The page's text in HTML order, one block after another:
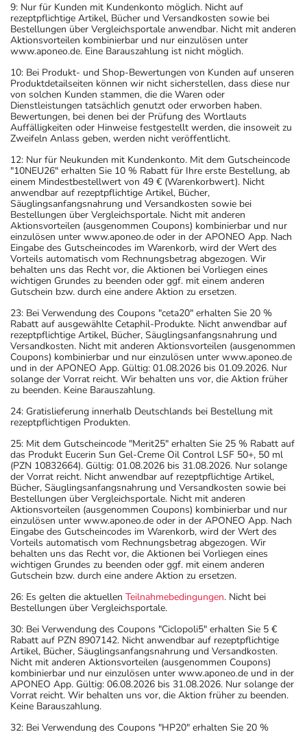
9: Nur für Kunden mit Kundenkonto möglich. Nicht auf
rezeptpflichtige Artikel, Bücher und Versandkosten sowie bei
Bestellungen über Vergleichsportale anwendbar. Nicht mit anderen
Aktionsvorteilen kombinierbar und nur einzulösen unter
www.aponeo.de. Eine Barauszahlung ist nicht möglich.
10: Bei Produkt- und Shop-Bewertungen von Kunden auf unseren
Produktdetailseiten können wir nicht sicherstellen, dass diese nur
von solchen Kunden stammen, die die Waren oder
Dienstleistungen tatsächlich genutzt oder erworben haben.
Bewertungen, bei denen bei der Prüfung des Wortlauts
Auffälligkeiten oder Hinweise festgestellt werden, die insoweit zu
Zweifeln Anlass geben, werden nicht veröffentlicht.
12: Nur für Neukunden mit Kundenkonto. Mit dem Gutscheincode
"10NEU26" erhalten Sie 10 % Rabatt für Ihre erste Bestellung, ab
einem Mindestbestellwert von 49 € (Warenkorbwert). Nicht
anwendbar auf rezeptpflichtige Artikel, Bücher,
Säuglingsanfangsnahrung und Versandkosten sowie bei
Bestellungen über Vergleichsportale. Nicht mit anderen
Aktionsvorteilen (ausgenommen Coupons) kombinierbar und nur
einzulösen unter www.aponeo.de oder in der APONEO App. Nach
Eingabe des Gutscheincodes im Warenkorb, wird der Wert des
Vorteils automatisch vom Rechnungsbetrag abgezogen. Wir
behalten uns das Recht vor, die Aktionen bei Vorliegen eines
wichtigen Grundes zu beenden oder ggf. mit einem anderen
Gutschein bzw. durch eine andere Aktion zu ersetzen.
23: Bei Verwendung des Coupons "ceta20" erhalten Sie 20 %
Rabatt auf ausgewählte Cetaphil-Produkte. Nicht anwendbar auf
rezeptpflichtige Artikel, Bücher, Säuglingsanfangsnahrung und
Versandkosten. Nicht mit anderen Aktionsvorteilen (ausgenommen
Coupons) kombinierbar und nur einzulösen unter www.aponeo.de
und in der APONEO App. Gültig: 01.08.2026 bis 01.09.2026. Nur
solange der Vorrat reicht. Wir behalten uns vor, die Aktion früher
zu beenden. Keine Barauszahlung.
24: Gratislieferung innerhalb Deutschlands bei Bestellung mit
rezeptpflichtigen Produkten.
25: Mit dem Gutscheincode "Merit25" erhalten Sie 25 % Rabatt auf
das Produkt Eucerin Sun Gel-Creme Oil Control LSF 50+, 50 ml
(PZN 10832664). Gültig: 01.08.2026 bis 31.08.2026. Nur solange
der Vorrat reicht. Nicht anwendbar auf rezeptpflichtige Artikel,
Bücher, Säuglingsanfangsnahrung und Versandkosten sowie bei
Bestellungen über Vergleichsportale. Nicht mit anderen
Aktionsvorteilen (ausgenommen Coupons) kombinierbar und nur
einzulösen unter www.aponeo.de oder in der APONEO App. Nach
Eingabe des Gutscheincodes im Warenkorb, wird der Wert des
Vorteils automatisch vom Rechnungsbetrag abgezogen. Wir
behalten uns das Recht vor, die Aktionen bei Vorliegen eines
wichtigen Grundes zu beenden oder ggf. mit einem anderen
Gutschein bzw. durch eine andere Aktion zu ersetzen.
26: Es gelten die aktuellen Teilnahmebedingungen. Nicht bei
Bestellungen über Vergleichsportale.
30: Bei Verwendung des Coupons "Ciclopoli5" erhalten Sie 5 €
Rabatt auf PZN 8907142. Nicht anwendbar auf rezeptpflichtige
Artikel, Bücher, Säuglingsanfangsnahrung und Versandkosten.
Nicht mit anderen Aktionsvorteilen (ausgenommen Coupons)
kombinierbar und nur einzulösen unter www.aponeo.de und in der
APONEO App. Gültig: 06.08.2026 bis 31.08.2026. Nur solange der
Vorrat reicht. Wir behalten uns vor, die Aktion früher zu beenden.
Keine Barauszahlung.
32: Bei Verwendung des Coupons "HP20" erhalten Sie 20 %